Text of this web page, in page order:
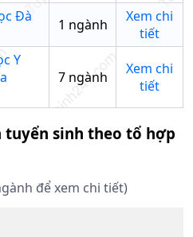
Đà
1 ngành
Xem chi
tiết
Y
7ngành
Xem chi
tiết
tuyển sinh theo tổ hợp
để xem chi tiết)